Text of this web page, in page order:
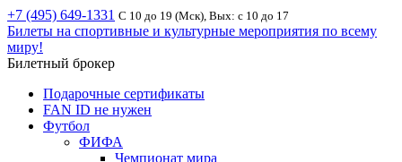
+7 (495) 649-1331 С 10 до 19 (Мск), Вых: с 10 до 17
Билеты на спортивные и культурные мероприятия по всему
миру!
Билетный брокер
Подарочные сертификаты
FAN ID не нужен
Футбол
ФИФА
Чемпионат мира